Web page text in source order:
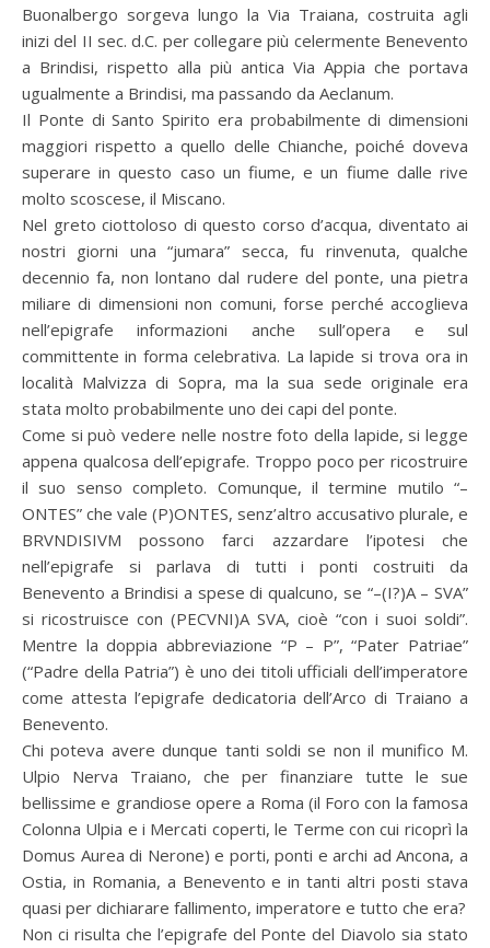
Buonalbergo sorgeva lungo la Via Traiana, costruita agli
inizi del II sec. d.C. per collegare più celermente Benevento
a Brindisi, rispetto alla più antica Via Appia che portava
ugualmente a Brindisi, ma passando da Aeclanum.
Il Ponte di Santo Spirito era probabilmente di dimensioni
maggiori rispetto a quello delle Chianche, poiché doveva
superare in questo caso un fiume, e un fiume dalle rive
molto scoscese, il Miscano.
Nel greto ciottoloso di questo corso d’acqua, diventato ai
nostri giorni una “jumara” secca, fu rinvenuta, qualche
decennio fa, non lontano dal rudere del ponte, una pietra
miliare di dimensioni non comuni, forse perché accoglieva
nell’epigrafe informazioni anche sull’opera e sul
committente in forma celebrativa. La lapide si trova ora in
località Malvizza di Sopra, ma la sua sede originale era
stata molto probabilmente uno dei capi del ponte.
Come si può vedere nelle nostre foto della lapide, si legge
appena qualcosa dell’epigrafe. Troppo poco per ricostruire
il suo senso completo. Comunque, il termine mutilo “–
ONTES” che vale (P)ONTES, senz’altro accusativo plurale, e
BRVNDISIVM possono farci azzardare l’ipotesi che
nell’epigrafe si parlava di tutti i ponti costruiti da
Benevento a Brindisi a spese di qualcuno, se “–(I?)A – SVA”
si ricostruisce con (PECVNI)A SVA, cioè “con i suoi soldi”.
Mentre la doppia abbreviazione “P – P”, “Pater Patriae”
(“Padre della Patria”) è uno dei titoli ufficiali dell’imperatore
come attesta l’epigrafe dedicatoria dell’Arco di Traiano a
Benevento.
Chi poteva avere dunque tanti soldi se non il munifico M.
Ulpio Nerva Traiano, che per finanziare tutte le sue
bellissime e grandiose opere a Roma (il Foro con la famosa
Colonna Ulpia e i Mercati coperti, le Terme con cui ricoprì la
Domus Aurea di Nerone) e porti, ponti e archi ad Ancona, a
Ostia, in Romania, a Benevento e in tanti altri posti stava
quasi per dichiarare fallimento, imperatore e tutto che era?
Non ci risulta che l’epigrafe del Ponte del Diavolo sia stato